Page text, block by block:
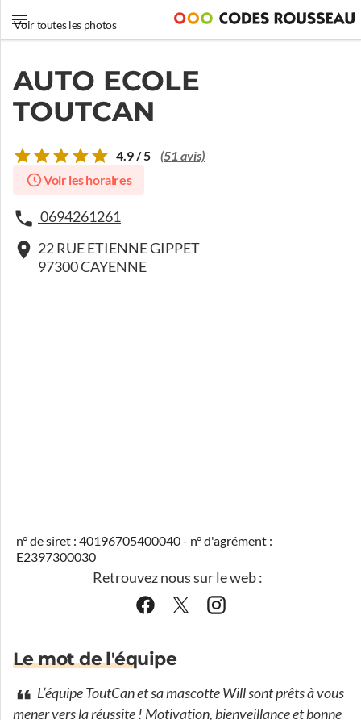
Voir toutes les photos
AUTO ECOLE
TOUTCAN
4.9 / 5 (51 avis)
Voir les horaires
0694261261
22 RUE ETIENNE GIPPET
97300 CAYENNE
n° de siret : 40196705400040 - n° d'agrément :
E2397300030
Retrouvez nous sur le web :
Le mot de l'équipe
L’équipe ToutCan et sa mascotte Will sont prêts à vous
mener vers la réussite ! Motivation, bienveillance et bonne